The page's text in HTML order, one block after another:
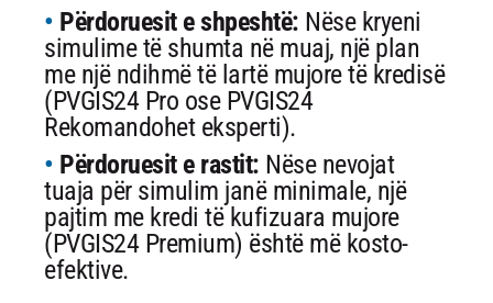
Përdoruesit e shpeshtë: Nëse kryeni
simulime të shumta në muaj, një plan
me një ndihmë të lartë mujore të kredisë
(PVGIS24 Pro ose PVGIS24
Rekomandohet eksperti).
Përdoruesit e rastit: Nëse nevojat
tuaja për simulim janë minimale, një
pajtim me kredi të kufizuara mujore
(PVGIS24 Premium) është më kosto-
efektive.